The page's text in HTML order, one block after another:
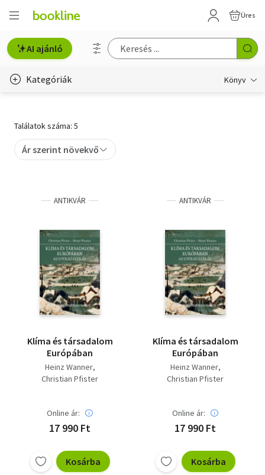
Üres
AI ajánló
Kategóriák Könyv
Gyermek- és ifjúsági
Művészet
Szakkönyv
Szótár, nyelvkönyv
Tankönyv, segédkönyv
Társadalomtudomány
Természettudomány
Találatok száma: 5
Ár szerint növekvő
ANTIKVÁR
Klíma és társadalom
Európában
Heinz Wanner
Christian Pfister
Online ár:
17 990 Ft
Kosárba
ANTIKVÁR
Klíma és társadalom
Európában
Heinz Wanner
Christian Pfister
Online ár:
17 990 Ft
Kosárba